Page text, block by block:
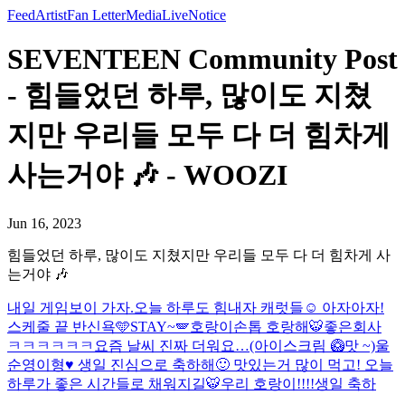
FeedArtistFan LetterMediaLiveNotice
SEVENTEEN Community Post
- 힘들었던 하루, 많이도 지쳤
지만 우리들 모두 다 더 힘차게
사는거야 🎶 - WOOZI
Jun 16, 2023
힘들었던 하루, 많이도 지쳤지만 우리들 모두 다 더 힘차게 사
는거야 🎶
내일 게임보이 가자.오늘 하루도 힘내자 캐럿들☺️ 아자아자!
스케줄 끝 반신욕🩵STAY~🪽호랑이손톱 호랑해🐯좋은회사
ㅋㅋㅋㅋㅋㅋ 요즘 날씨 진짜 더워요…(아이스크림 🥝맛 ~)울
순영이형♥️ 생일 진심으로 축하해🙂 맛있는거 많이 먹고! 오늘
하루가 좋은 시간들로 채워지길🐯우리 호랑이!!!!생일 축하